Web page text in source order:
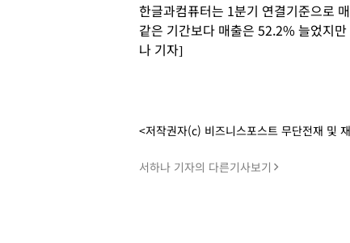
한글과컴퓨터는 1분기 연결기준으로
같은 기간보다 매출은 52.2% 늘었지
나 기자]
<저작권자(c) 비즈니스포스트 무단전재 및
서하나 기자의 다른기사보기